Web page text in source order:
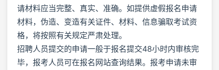
请材料应当完整、真实、准确。如提供虚假报名申请
材料，伪造、变造有关证件、材料、信息骗取考试资
格，将按照有关规定严肃处理。
招聘人员提交的申请一般于报名提交48小时内审核完
毕，报考人员可在报名网站查询结果。报考申请未审